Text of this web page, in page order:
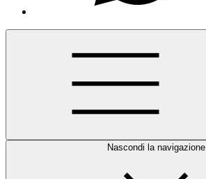
Nascondi la navigazione